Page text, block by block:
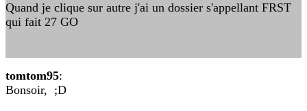
Quand je clique sur autre j'ai un dossier s'appellant FRST
qui fait 27 GO
tomtom95:
Bonsoir, ;D